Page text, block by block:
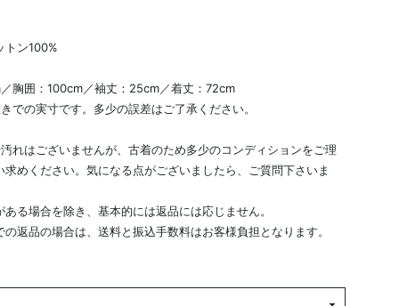
トン100%
胸囲：100cm／袖丈：25cm／着丈：72cm
での実寸です。多少の誤差はご了承ください。
れはございませんが、古着のため多少のコンディションをご理
求めください。気になる点がございましたら、ご質問下さいま
ある場合を除き、基本的には返品には応じません。
の返品の場合は、送料と振込手数料はお客様負担となります。